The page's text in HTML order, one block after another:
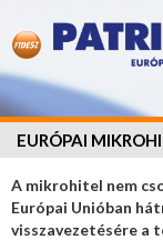
EURÓPAI
A mikrohitel nem
Európai Unióban
visszavezetésére a